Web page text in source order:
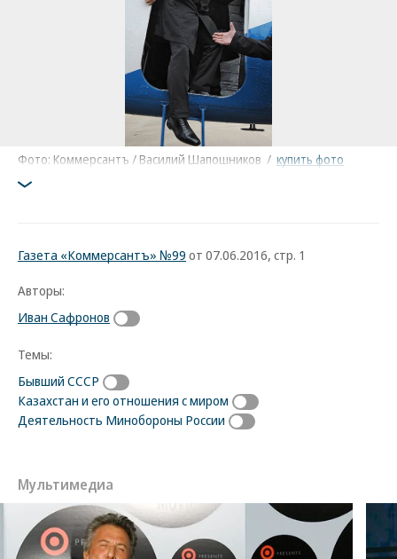
Фото: Коммерсантъ / Василий Шапошников / купить фото
Газета «Коммерсантъ» №99 от 07.06.2016, стр. 1
Авторы:
Иван Сафронов
Темы:
Бывший СССР
Казахстан и его отношения с миром
Деятельность Минобороны России
Мультимедиа